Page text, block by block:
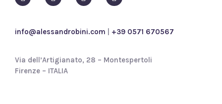
c
info@alessandrobini.com +39 0571 670567
Via dell’Artigianato, 28 – Montespertoli
Firenze – ITALIA